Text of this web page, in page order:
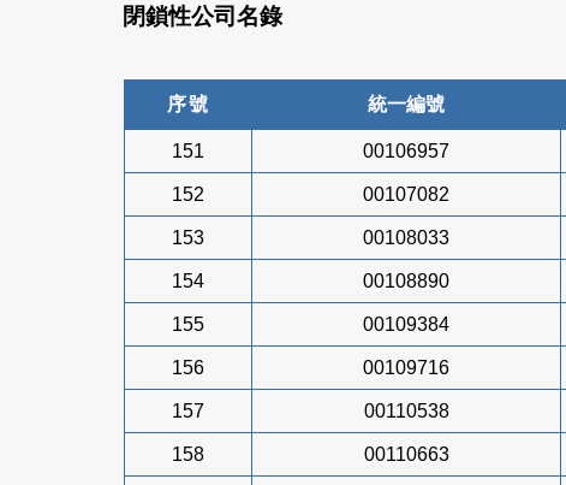
閉鎖性公司名錄
序號 統一編號
151 00106957
152 00107082
153 00108033
154 00108890
155 00109384
156 00109716
157 00110538
158 00110663